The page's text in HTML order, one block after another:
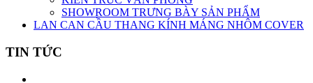
SHOWROOM TRƯNG BÀY SẢN PHẨM
LAN CAN CẦU THANG KÍNH MÁNG NHÔM COVER
TIN TỨC